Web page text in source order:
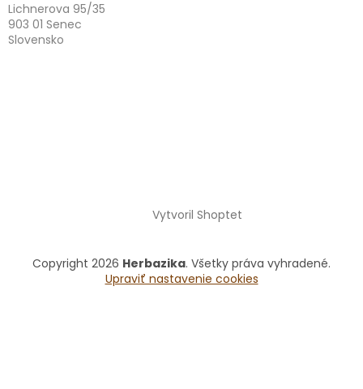
Lichnerova 95/35
903 01 Senec
Slovensko
Vytvoril Shoptet
Copyright 2026 Herbazika. Všetky práva vyhradené.
Upraviť nastavenie cookies